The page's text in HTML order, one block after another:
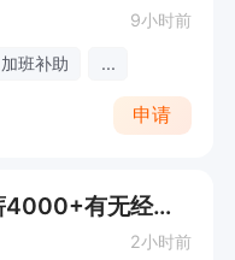
9小时前
加班补助 ...
申请
知识付费主播（五险+底薪4000+有无经验均可）
2小时前